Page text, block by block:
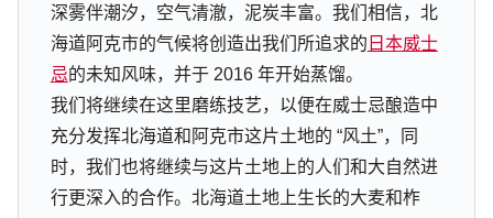
深雾伴潮汐，空气清澈，泥炭丰富。我们相信，北
海道阿克市的气候将创造出我们所追求的 日本威士
忌的未知风味，并于 2016 年开始蒸馏。
我们将继续在这里磨练技艺，以便在威士忌酿造中
充分发挥北海道和阿克市这片土地的 “风土”，同
时，我们也将继续与这片土地上的人们和大自然进
行更深入的合作。北海道土地上生长的大麦和柞